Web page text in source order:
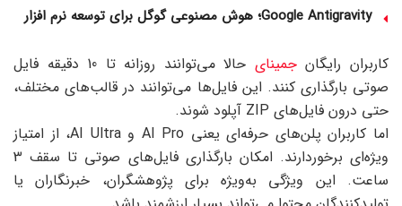
Google Antigravity؛ هوش مصنوعی گوگل برای توسعه نرم‌ افزار
کاربران رایگانجمینای
حالا می‌توانند روزانه تا 10 دقیقه فایل
صوتی بارگذاری کنند. این فایل‌ها می‌توانند در قالب‌های مختلف،
حتی درون فایل‌های ZIP آپلود شوند.
اما کاربران پلن‌های حرفه‌ای یعنی AI Pro و AI Ultra، از امتیاز
ویژه‌ای برخوردارند. امکان بارگذاری فایل‌های صوتی تا سقف 3
ساعت. این ویژگی به‌ویژه برای پژوهشگران، خبرنگاران یا